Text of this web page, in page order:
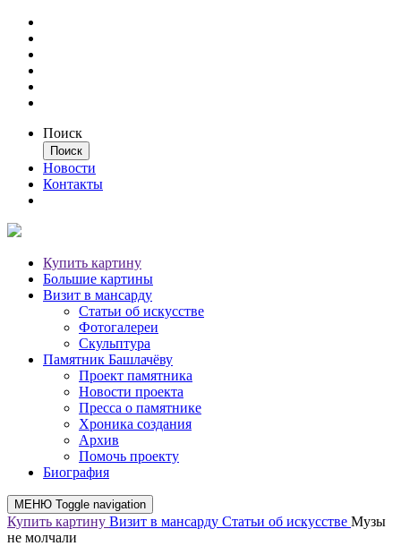
Поиск
Новости
Контакты
Купить картину
Большие картины
Визит в мансарду
Статьи об искусстве
Фотогалереи
Скульптура
Памятник Башлачёву
Проект памятника
Новости проекта
Пресса о памятнике
Хроника создания
Архив
Помочь проекту
Биография
МЕНЮ Toggle navigation
Купить картину Визит в мансарду Статьи об искусстве Музы
не молчали